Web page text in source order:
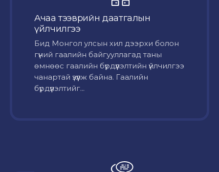
Ачаа тээврийн даатгалын
үйлчилгээ
Бид Монгол улсын хил дээрхи болон
гүний гаалийн байгууллагад таны
өмнөөс гаалийн бүрдүүлэлтийн үйлчилгээ
чанартай үзүүлж байна. Гаалийн
бүрдүүлэлтийг...